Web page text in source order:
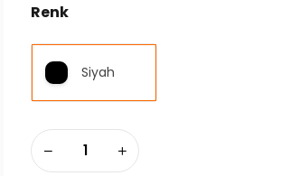
Renk
Siyah